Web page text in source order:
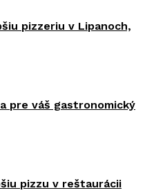
pizzeriu v Lipanoch,
pre váš gastronomický
pizzu v reštaurácii